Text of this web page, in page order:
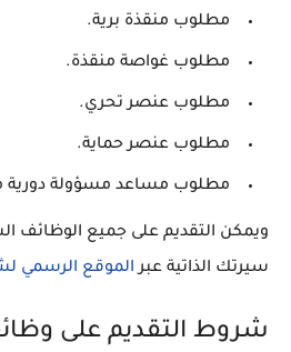
مطلوب منقذة برية.
مطلوب غواصة منقذة.
مطلوب عنصر تحري.
مطلوب عنصر حماية.
مطلوب مساعد مسؤولة دورية
ويمكن التقديم على جميع الوظائف
سيرتك الذاتية عبرالموقع الرسمي
شروط التقديم على